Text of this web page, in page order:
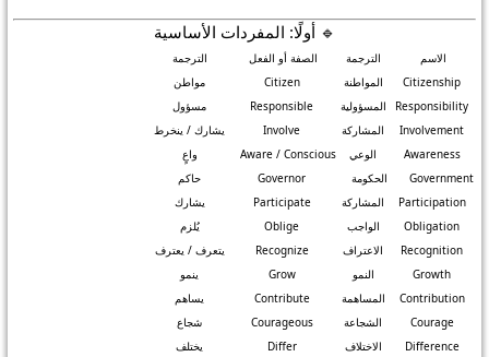
🔹 أولًا: المفردات الأساسية
الاسم الترجمة الصفة أو الفعل
الترجمة
Citizenship
المواطنة Citizen
مواطن
Responsibility
المسؤولية Responsible
مسؤول
Involvement
المشاركة Involve
يشارك / ينخرط
Awareness
الوعي Aware / Conscious
واعٍ
Government
الحكومة Governor
حاكم
Participation
المشاركة Participate
يشارك
Obligation
الواجب Oblige
يُلزم
Recognition
الاعتراف Recognize
يتعرف / يعترف
Growth
النمو Grow
ينمو
Contribution
المساهمة Contribute
يساهم
Courage
الشجاعة Courageous
شجاع
Difference
الاختلاف Differ يختلف